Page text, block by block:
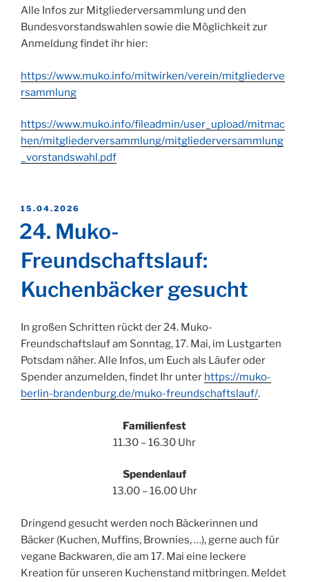
Alle Infos zur Mitgliederversammlung und den
Bundesvorstandswahlen sowie die Möglichkeit zur
Anmeldung findet ihr hier:
https://www.muko.info/mitwirken/verein/mitgliederve
rsammlung
https://www.muko.info/fileadmin/user_upload/mitmac
hen/mitgliederversammlung/mitgliederversammlung
_vorstandswahl.pdf
VERÖFFENTLICHT
15.04.2026
24. Muko-
Freundschaftslauf:
Kuchenbäcker gesucht
In großen Schritten rückt der 24. Muko-
Freundschaftslauf am Sonntag, 17. Mai, im Lustgarten
Potsdam näher. Alle Infos, um Euch als Läufer oder
Spender anzumelden, findet Ihr unter https://muko-
berlin-brandenburg.de/muko-freundschaftslauf/.
Familienfest
11.30 – 16.30 Uhr
Spendenlauf
13.00 – 16.00 Uhr
Dringend gesucht werden noch Bäckerinnen und
Bäcker (Kuchen, Muffins, Brownies, …), gerne auch für
vegane Backwaren, die am 17. Mai eine leckere
Kreation für unseren Kuchenstand mitbringen. Meldet